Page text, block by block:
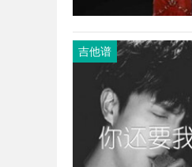
吉他谱